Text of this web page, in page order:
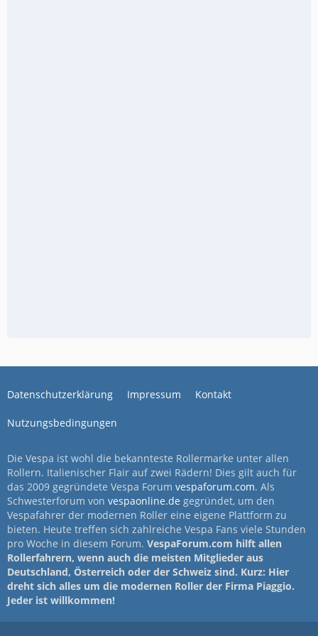
Datenschutzerklärung Impressum Kontakt
Nutzungsbedingungen
Die Vespa ist wohl die bekannteste Rollermarke unter allen
Rollern. Italienischer Flair auf zwei Rädern! Dies gilt auch für
das 2009 gegründete Vespa Forum vespaforum.com. Als
Schwesterforum von vespaonline.de gegründet, um den
Vespafahrer der modernen Roller eine eigene Plattform zu
bieten. Heute treffen sich zahlreiche Vespa Fans viele Stunden
pro Woche in diesem Forum. VespaForum.com hilft allen
Rollerfahrern, wenn auch die meisten Mitglieder aus
Deutschland, Österreich oder der Schweiz sind. Kurz: Hier
dreht sich alles um die modernen Roller der Firma Piaggio.
Jeder ist willkommen!